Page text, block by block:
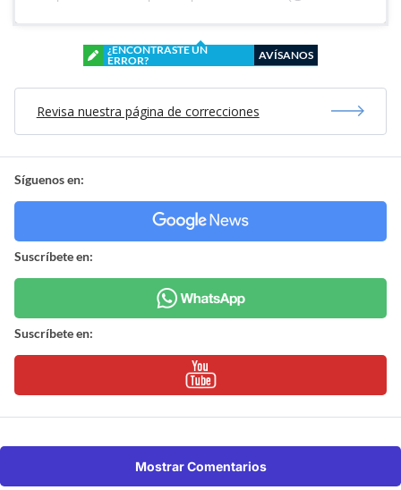
¿ENCONTRASTE UN
ERROR?
AVÍSANOS
Revisa nuestra página de correcciones
Síguenos en:
Suscríbete en:
Suscríbete en:
Mostrar Comentarios